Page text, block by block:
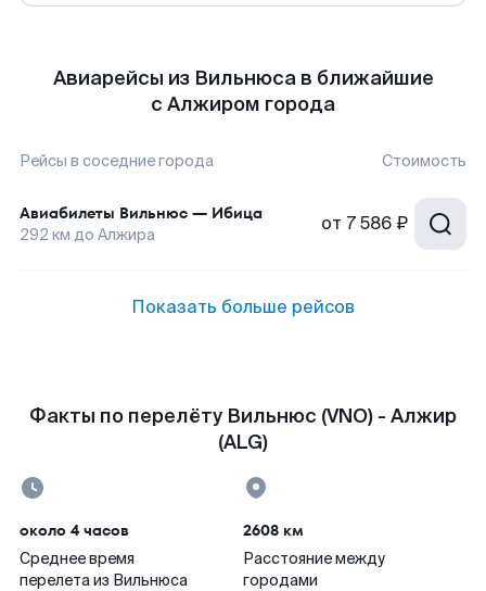
Авиарейсы из Вильнюса в ближайшие
с Алжиром города
Рейсы в соседние города Стоимость
Авиабилеты Вильнюс — Ибица
292 км до Алжира от 7 586 ₽
Показать больше рейсов
Факты по перелёту Вильнюс (VNO) - Алжир
(ALG)
около 4 часов
Среднее время
перелета из Вильнюса
2608 км
Расстояние между
городами